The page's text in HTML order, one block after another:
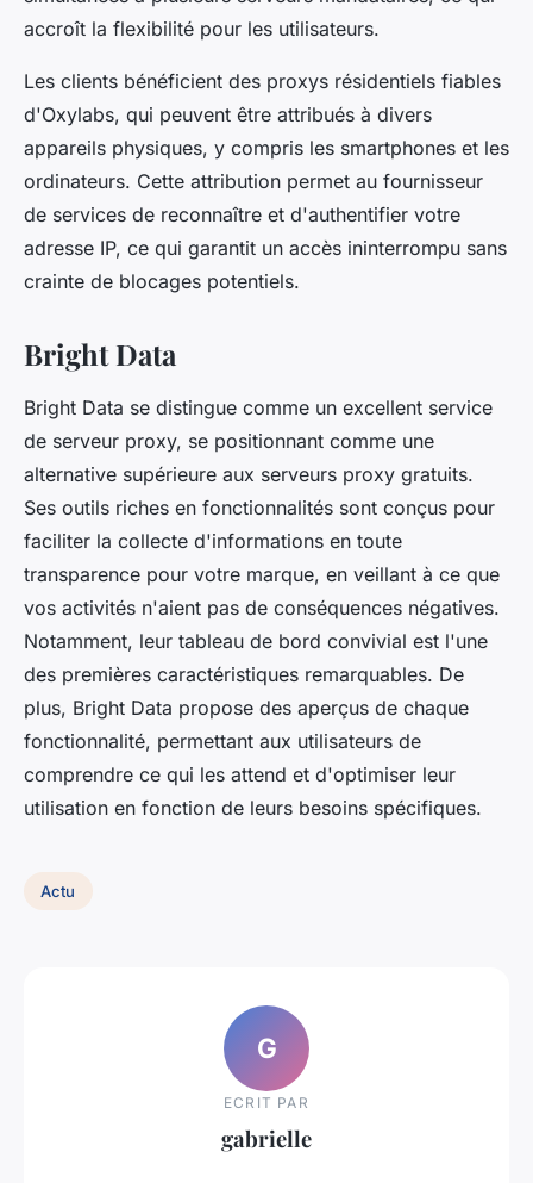
accroît la flexibilité pour les utilisateurs.
Les clients bénéficient des proxys résidentiels fiables
d'Oxylabs, qui peuvent être attribués à divers
appareils physiques, y compris les smartphones et les
ordinateurs. Cette attribution permet au fournisseur
de services de reconnaître et d'authentifier votre
adresse IP, ce qui garantit un accès ininterrompu sans
crainte de blocages potentiels.
Bright Data
Bright Data se distingue comme un excellent service
de serveur proxy, se positionnant comme une
alternative supérieure aux serveurs proxy gratuits.
Ses outils riches en fonctionnalités sont conçus pour
faciliter la collecte d'informations en toute
transparence pour votre marque, en veillant à ce que
vos activités n'aient pas de conséquences négatives.
Notamment, leur tableau de bord convivial est l'une
des premières caractéristiques remarquables. De
plus, Bright Data propose des aperçus de chaque
fonctionnalité, permettant aux utilisateurs de
comprendre ce qui les attend et d'optimiser leur
utilisation en fonction de leurs besoins spécifiques.
Actu
G
ECRIT PAR
gabrielle